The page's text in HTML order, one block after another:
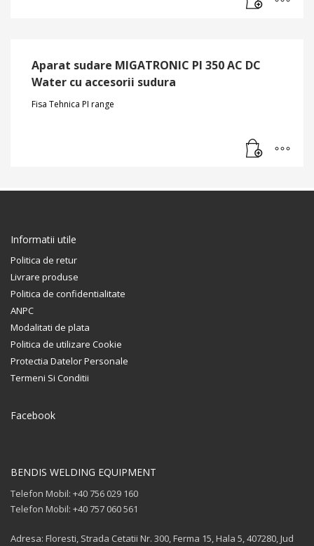
Aparat sudare MIGATRONIC PI 350 AC DC
Water cu accesorii sudura
Fisa Tehnica PI range
Informatii utile
Politica de retur
Livrare produse
Politica de confidentialitate
ANPC
Modalitati de plata
Politica de utilizare Cookie
Protectia Datelor Personale
Termeni Si Conditii
Facebook
BENDIS WELDING EQUIPMENT
Telefon Mobil: +40 756 029 160
Telefon Mobil: +40 757 060 561
Adresa: Floresti, Strada Cetatii Nr. 300, Ferma 15, Hala 5, 407280, Jud